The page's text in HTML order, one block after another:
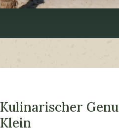
Kulinarischer
Klein